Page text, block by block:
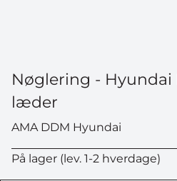
Nøglering - Hyundai
læder
AMA DDM Hyundai
På lager (lev. 1-2 hverdage)